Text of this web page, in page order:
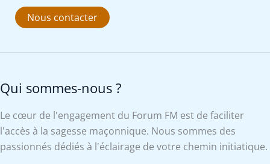
Nous contacter
Qui sommes-nous ?
Le cœur de l'engagement du Forum FM est de faciliter
l'accès à la sagesse maçonnique. Nous sommes des
passionnés dédiés à l'éclairage de votre chemin initiatique.